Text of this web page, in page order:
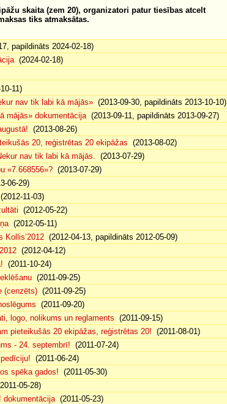
skaita (zem 20), organizatori patur tiesības atcelt
tiks atmaksātas.
papildināts 2024-02-18)
(2024-02-18)
11)
nav tik labi kā mājās» (2013-09-30, papildināts 2013-10-10)
mājās» dokumentācija(2013-09-11, papildināts 2013-09-27)
(2013-08-26)
20, reģistrētas 20 ekipāžas (2013-08-02)
nav tik labi kā mājās. (2013-07-29)
«7.668556»? (2013-07-29)
06-29)
(2012-11-03)
(2012-05-22)
(2012-05-11)
Kollis’2012 (2012-04-13, papildināts 2012-05-09)
(2012-04-12)
(2011-10-24)
(2011-09-25)
(cenzēts) (2011-09-25)
(2011-09-20)
logo, nolikums un reglaments (2011-09-15)
pieteikušās 20 ekipāžas, reģistrētas 20! (2011-08-01)
- 24. septembrī! (2011-07-24)
(2011-06-24)
spēka gados! (2011-05-30)
05-28)
dokumentācija(2011-05-23)